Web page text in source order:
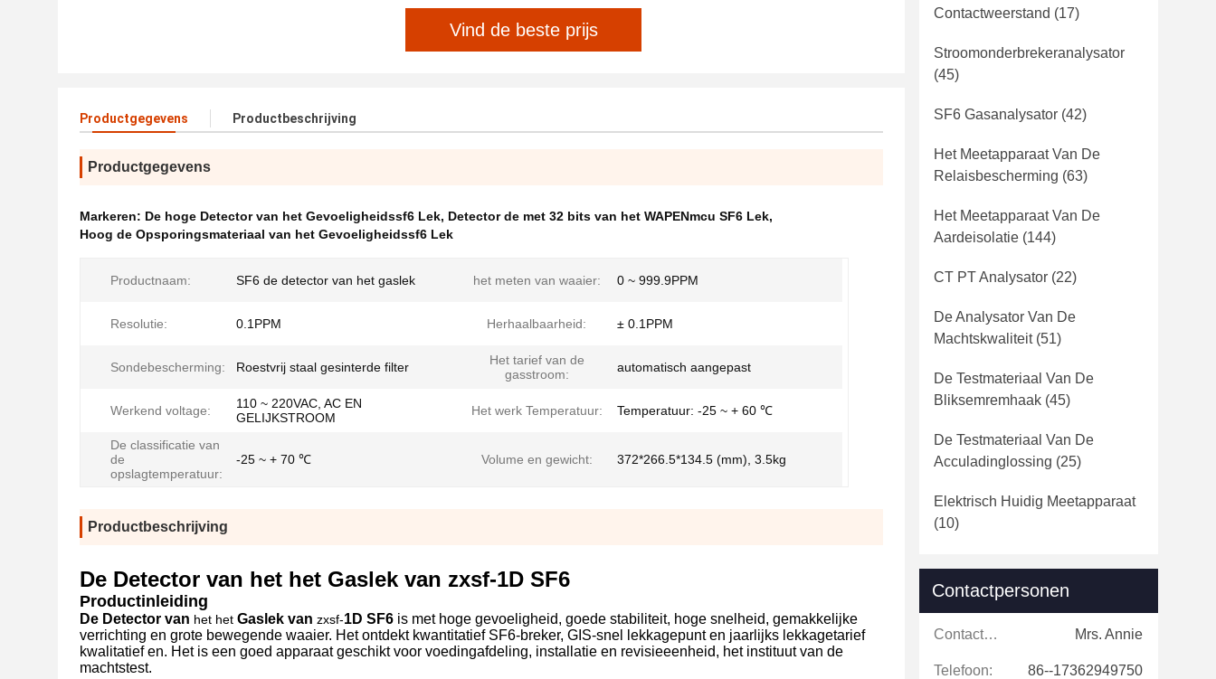
Vind de beste prijs
Productgegevens Productbeschrijving
Productgegevens
Markeren: De hoge Detector van het Gevoeligheidssf6 Lek, Detector de met 32 bits van het WAPENmcu SF6 Lek,
Hoog de Opsporingsmateriaal van het Gevoeligheidssf6 Lek
Productnaam: SF6 de detector van het gaslek het meten van waaier: 0 ~ 999.9PPM
Resolutie: 0.1PPM Herhaalbaarheid: ± 0.1PPM
Sondebescherming: Roestvrij staal gesinterde filter
Het tarief van de
gasstroom:
automatisch aangepast
Werkend voltage:
110 ~ 220VAC, AC EN
GELIJKSTROOM
Het werk Temperatuur: Temperatuur: -25 ~ + 60 ℃
De classificatie van
de
opslagtemperatuur:
-25 ~ + 70 ℃ Volume en gewicht: 372*266.5*134.5 (mm), 3.5kg
Productbeschrijving
De Detector van het het Gaslek van zxsf-1D SF6
Productinleiding
De Detector van het het Gaslek van zxsf-1D SF6 is met hoge gevoeligheid, goede stabiliteit, hoge snelheid, gemakkelijke
verrichting en grote bewegende waaier. Het ontdekt kwantitatief SF6-breker, GIS-snel lekkagepunt en jaarlijks lekkagetarief
kwalitatief en. Het is een goed apparaat geschikt voor voedingafdeling, installatie en revisieeenheid, het instituut van de
machtstest.
Contactweerstand (17)
Stroomonderbrekeranalysator
(45)
SF6 Gasanalysator (42)
Het Meetapparaat Van De
Relaisbescherming (63)
Het Meetapparaat Van De
Aardeisolatie (144)
CT PT Analysator (22)
De Analysator Van De
Machtskwaliteit(51)
De Testmateriaal Van De
Bliksemremhaak (45)
De Testmateriaal Van De
Acculadinglossing (25)
Elektrisch Huidig Meetapparaat
(10)
Contactpersonen
Contactpersonen: Mrs. Annie
Telefoon: 86--17362949750